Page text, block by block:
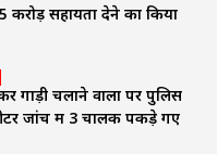
करोड़ सहायता देने का किया
गाड़ी चलाने वालों पर पुलिस
जांच में 3 चालक पकड़े गए